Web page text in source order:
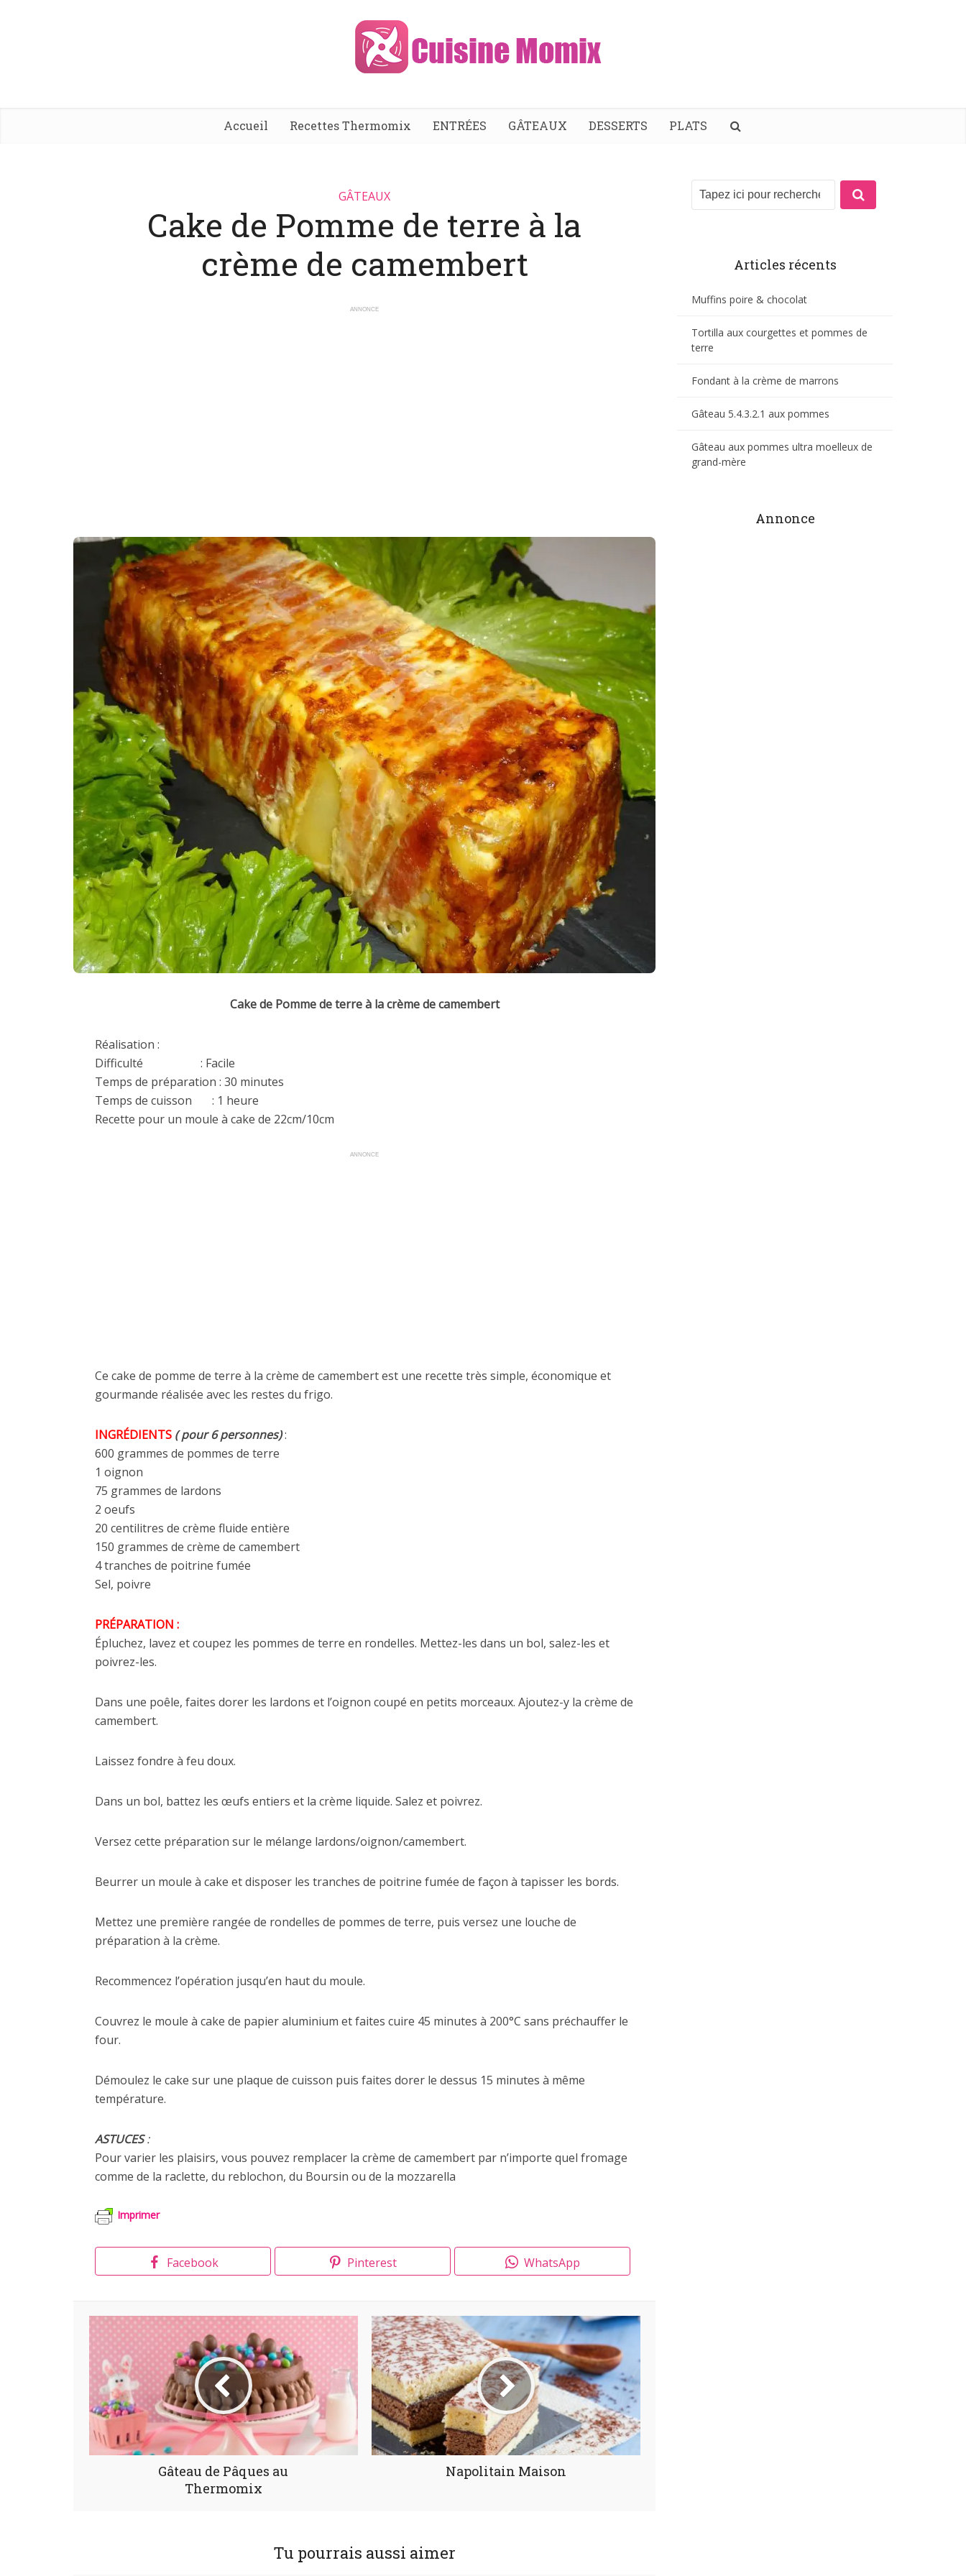
Accueil Recettes Thermomix ENTRÉES GÂTEAUX DESSERTS PLATS
GÂTEAUX
Cake de Pomme de terre à la
crème de camembert
ANNONCE
Cake de Pomme de terre à la crème de camembert
Réalisation :
Difficulté : Facile
Temps de préparation : 30 minutes
Temps de cuisson : 1 heure
Recette pour un moule à cake de 22cm/10cm
ANNONCE
Ce cake de pomme de terre à la crème de camembert est une recette très simple, économique et
gourmande réalisée avec les restes du frigo.
INGRÉDIENTS ( pour 6 personnes):
600 grammes de pommes de terre
1 oignon
75 grammes de lardons
2 oeufs
20 centilitres de crème fluide entière
150 grammes de crème de camembert
4 tranches de poitrine fumée
Sel, poivre
PRÉPARATION :
Épluchez, lavez et coupez les pommes de terre en rondelles. Mettez-les dans un bol, salez-les et
poivrez-les.
Dans une poêle, faites dorer les lardons et l’oignon coupé en petits morceaux. Ajoutez-y la crème de
camembert.
Laissez fondre à feu doux.
Dans un bol, battez les œufs entiers et la crème liquide. Salez et poivrez.
Versez cette préparation sur le mélange lardons/oignon/camembert.
Beurrer un moule à cake et disposer les tranches de poitrine fumée de façon à tapisser les bords.
Mettez une première rangée de rondelles de pommes de terre, puis versez une louche de
préparation à la crème.
Recommencez l’opération jusqu’en haut du moule.
Couvrez le moule à cake de papier aluminium et faites cuire 45 minutes à 200°C sans préchauffer le
four.
Démoulez le cake sur une plaque de cuisson puis faites dorer le dessus 15 minutes à même
température.
ASTUCES:
Pour varier les plaisirs, vous pouvez remplacer la crème de camembert par n’importe quel fromage
comme de la raclette, du reblochon, du Boursin ou de la mozzarella
Imprimer
Facebook Pinterest WhatsApp
Gâteau de Pâques au
Thermomix
Napolitain Maison
Tu pourrais aussi aimer
Articles récents
Muffins poire & chocolat
Tortilla aux courgettes et pommes de
terre
Fondant à la crème de marrons
Gâteau 5.4.3.2.1 aux pommes
Gâteau aux pommes ultra moelleux de
grand-mère
Annonce